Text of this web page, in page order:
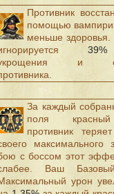
Противник
помощью
меньше здоровья.
39%
и
За каждый
поля
противник
максимального
с боссом этот
Ваш
урон